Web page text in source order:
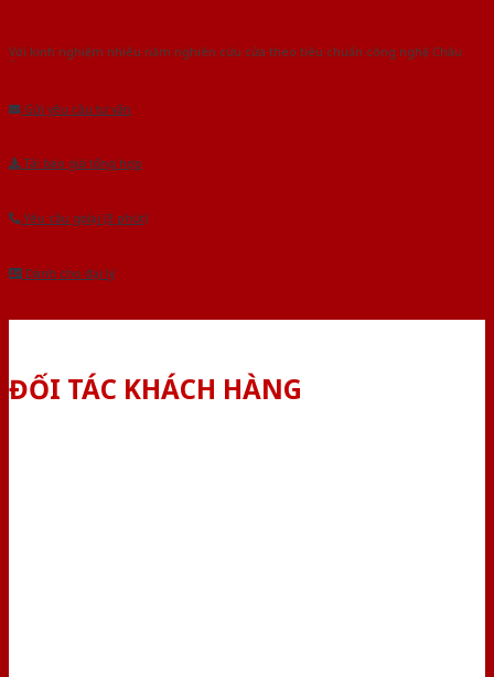
Với kinh nghiệm nhiêu năm nghiên cứu cửa theo tiêu chuẩn công nghệ Châu
Gửi yêu cầu tư vấn
Tải báo giá tổng hợp
Yêu cầu gọi lại (3 phút)
Dành cho đại lý
ĐỐI TÁC KHÁCH HÀNG